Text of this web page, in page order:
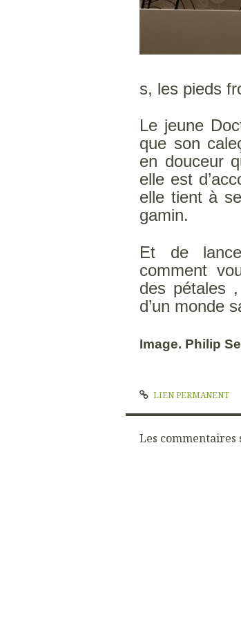
s, les pieds
Le jeune
que son
en douceur
elle est
elle tient à
gamin.
Et de
comment
des pétales
d’un monde
Image. Philip
LIEN PERMANENT
Les commentaires